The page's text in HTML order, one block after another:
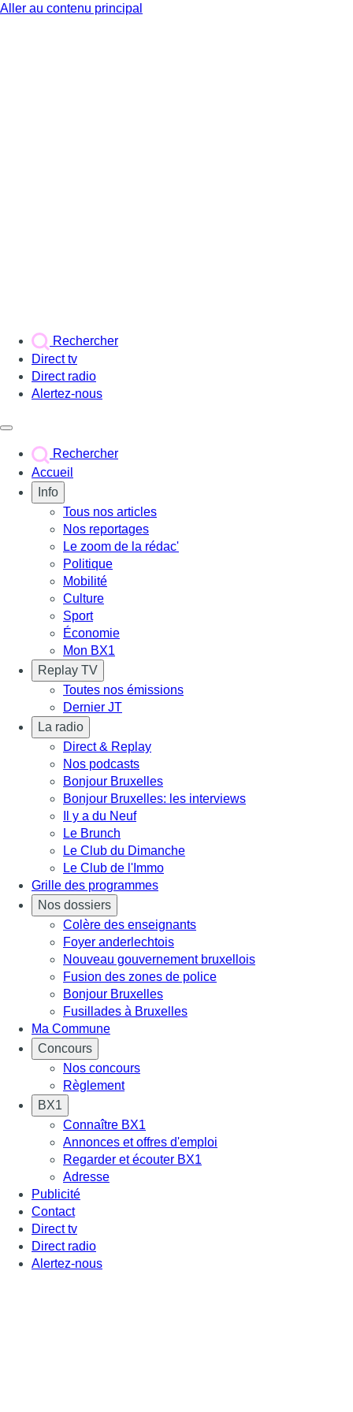
Aller au contenu principal
Rechercher
Direct tv
Direct radio
Alertez-nous
Rechercher
Accueil
Info
Tous nos articles
Nos reportages
Le zoom de la rédac'
Politique
Mobilité
Culture
Sport
Économie
Mon BX1
Replay TV
Toutes nos émissions
Dernier JT
La radio
Direct & Replay
Nos podcasts
Bonjour Bruxelles
Bonjour Bruxelles: les interviews
Il y a du Neuf
Le Brunch
Le Club du Dimanche
Le Club de l'Immo
Grille des programmes
Nos dossiers
Colère des enseignants
Foyer anderlechtois
Nouveau gouvernement bruxellois
Fusion des zones de police
Bonjour Bruxelles
Fusillades à Bruxelles
Ma Commune
Concours
Nos concours
Règlement
BX1
Connaître BX1
Annonces et offres d'emploi
Regarder et écouter BX1
Adresse
Publicité
Contact
Direct tv
Direct radio
Alertez-nous